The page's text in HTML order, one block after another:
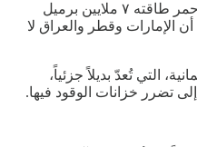
خط الأنابيب السعودي عبر البحر الأحمر طاقته ٧ ملايين برميل
الإمارات وقطر والعراق لا
التي تُعدّ بديلاً جزئياً،
تضرر خزانات الوقود فيها.